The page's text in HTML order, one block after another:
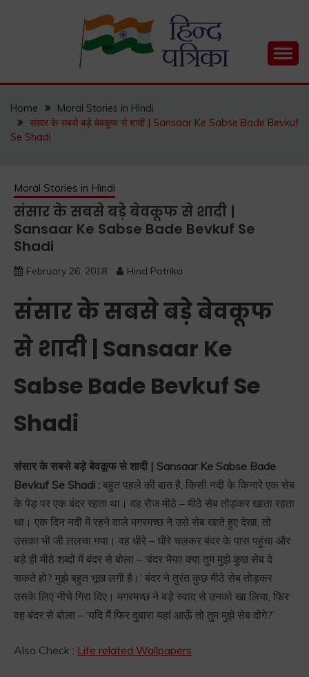
HIND PATRIKA
Status, Hindi Quotes, Hindi Inspirational Stories, Hindi
Home
Moral Stories in Hindi
संसार के सबसे बड़े बेवकूफ से शादी | Sansaar Ke Sabse Bade Bevkuf
Se Shadi
Moral Stories in Hindi
संसार के सबसे बड़े बेवकूफ से शादी |
Sansaar Ke Sabse Bade Bevkuf Se
Shadi
February 26, 2018 Hind Patrika
संसार के सबसे बड़े बेवकूफ
से शादी | Sansaar Ke
Sabse Bade Bevkuf Se
Shadi
संसार के सबसे बड़े बेवकूफ से शादी | Sansaar Ke Sabse Bade
Bevkuf Se Shadi : बहुत पहले की बात है, किसी नदी के किनारे एक सेब
के पेड़ पर एक बंदर रहता था। वह रोज मीठे – मीठे सेब तोड़कर खाता रहता
था। एक दिन नदी में रहने वाले मगरमच्छ ने उसे सेब खाते हुए देखा, तो
उसका भी जी ललचा गया। वह धीरे – धीरे चलकर बंदर के पास पहुंचा और
बड़े ही मीठे शब्दों में बंदर से बोला – ‘बंदर भैया! क्या तुम मुझे कुछ सेब दे
सकते हो? मुझे बहुत भूख लगी है।’ बंदर ने तुरंत कुछ मीठे सेब तोड़कर
उसके लिए नीचे गिरा दिए। मगरमच्छ ने बड़े स्वाद से उनको खा लिया, फिर
वह बंदर से बोला – ‘यदि मैं फिर दुबारा यहां आऊँ तो तुम मुझे सेब दोगे?’
Also Check : Life related Wallpapers